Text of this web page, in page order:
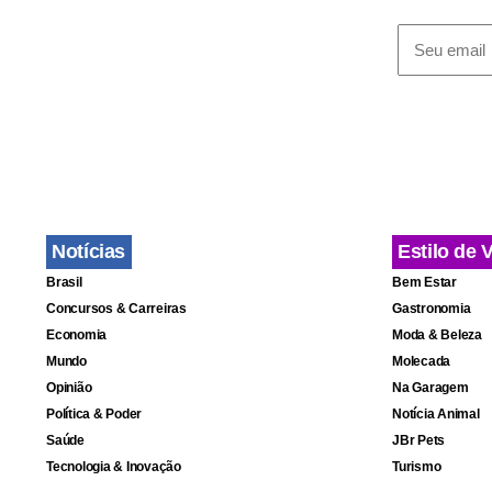
Para
para os
Notícias
Brasil
Concursos & Carreiras
Economia
Mundo
Opinião
Política & Poder
Saúde
Tecnologia & Inovação
Estilo de
Bem Estar
Gastronomia
Moda & Beleza
Molecada
Na Garagem
Notícia Animal
JBr Pets
Turismo